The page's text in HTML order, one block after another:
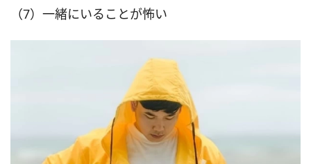
（7）一緒にいることが怖い